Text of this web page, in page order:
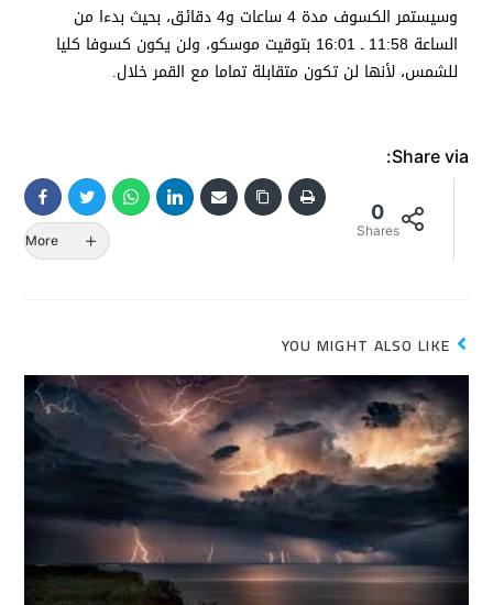
وسيستمر الكسوف مدة 4 ساعات و4 دقائق، بحيث بدءا من
الساعة 11:58 ـ 16:01 بتوقيت موسكو، ولن يكون كسوفا كليا
للشمس، لأنها لن تكون متقابلة تماما مع القمر خلال.
Share via:
0
Shares
More
YOU MIGHT ALSO LIKE